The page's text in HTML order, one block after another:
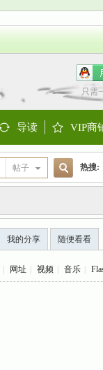
只需
导读 VIP商
帖子
搜
索
热搜:
我的分享 随便看看
网址 视频 音乐